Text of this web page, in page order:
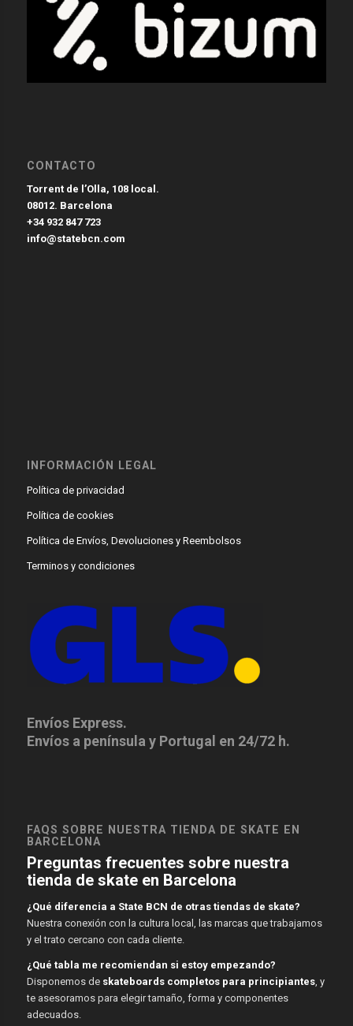
CONTACTO
Torrent de l’Olla, 108 local.
08012. Barcelona
+34 932 847 723
info@statebcn.com
INFORMACIÓN LEGAL
Política de privacidad
Política de cookies
Política de Envíos, Devoluciones y Reembolsos
Terminos y condiciones
Envíos Express.
Envíos a península y Portugal en 24/72 h.
FAQS SOBRE NUESTRA TIENDA DE SKATE EN
BARCELONA
Preguntas frecuentes sobre nuestra
tienda de skate en Barcelona
¿Qué diferencia a State BCN de otras tiendas de skate?
Nuestra conexión con la cultura local, las marcas que trabajamos
y el trato cercano con cada cliente.
¿Qué tabla me recomiendan si estoy empezando?
Disponemos de skateboards completos para principiantes, y
te asesoramos para elegir tamaño, forma y componentes
adecuados.